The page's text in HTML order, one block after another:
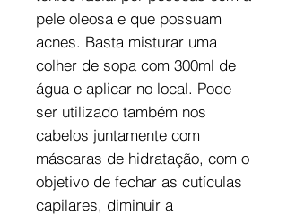
pele oleosa e que possuam
acnes. Basta misturar uma
colher de sopa com 300ml de
água e aplicar no local. Pode
ser utilizado também nos
cabelos juntamente com
máscaras de hidratação, com o
objetivo de fechar as cutículas
capilares, diminuir a